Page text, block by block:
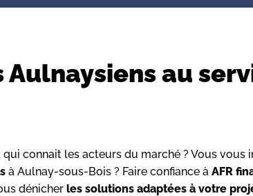
au
connait les acteurs du marché ? Vous vous
à Aulnay-sous-Bois ? Faire confiance à AFR
dénicher les solutions adaptées à votre